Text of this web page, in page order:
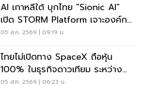
AI เกาหลีใต้ บุกไทย "Sionic AI"
เปิด STORM Platform เจาะองค์กร
การเงิน-รัฐ
05 ส.ค. 2569 | 09:19 น.
ไทยไม่เปิดทาง SpaceX ถือหุ้น
100% ในธุรกิจดาวเทียม ระหว่าง
เจรจาการค้าสหรัฐฯ
05 ส.ค. 2569 | 06:23 น.